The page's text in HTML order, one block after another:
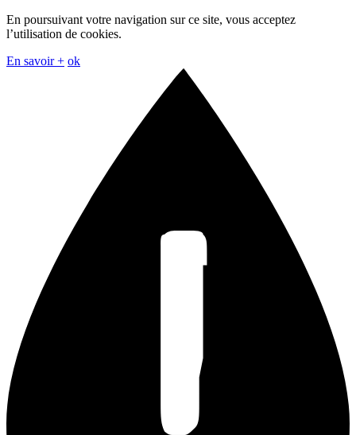
En poursuivant votre navigation sur ce site, vous acceptez
l’utilisation de cookies.
En savoir + ok